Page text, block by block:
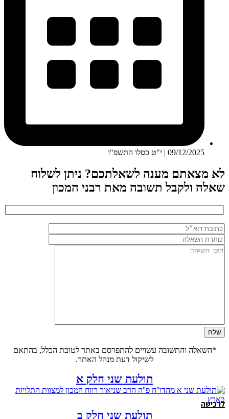
09/12/2025 | י"ט כסלו התשפ"ו
לא מצאתם מענה לשאלתכם? ניתן לשלוח
שאלה ולקבל תשובה מאת רבני המכון
*השאלה והתשובה עשויים להתפרסם באתר לטובת הכלל, בהתאם
לשיקול דעת מנהל האתר.
תולעת שני חלק א
לרכישה
תולעת שני חלק ב